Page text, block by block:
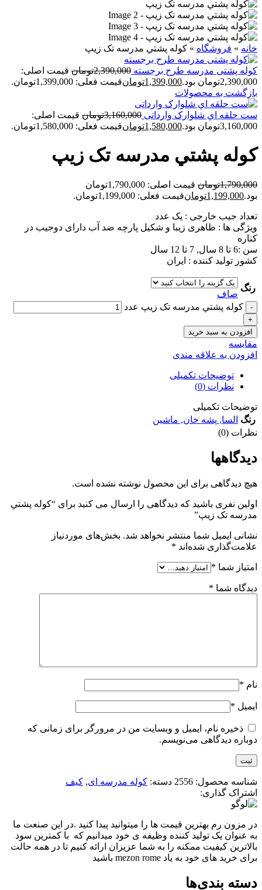
خانه » فروشگاه » کوله پشتي مدرسه تک زيپ
کوله پشتی مدرسه طرح برجسته 2,390,000تومان قیمت اصلی:
2,390,000تومان بود.
1,399,000تومانقیمت فعلی: 1,399,000تومان.
بازگشت به محصولات
ست حلقه اي شلوارک وارداتی 3,160,000تومان قیمت اصلی:
3,160,000تومان بود.
1,580,000تومانقیمت فعلی: 1,580,000تومان.
کوله پشتي مدرسه تک زيپ
1,790,000تومان
قیمت اصلی: 1,790,000تومان
بود.1,199,000تومانقیمت فعلی: 1,199,000تومان.
تعداد جیب خارجی : یک عدد
ویژگی ها : ظاهری زیبا و شکیل پارچه ضد آب دارای دوجیب در
کناره
سن :6 تا 8 سال, 7 تا 12 سال
کشور تولید کننده : ایران
رنگ
صاف
کوله پشتي مدرسه تک زيپ عدد
افزودن به سبد خرید
مقايسه
افزودن به علاقه مندی
توضیحات تکمیلی
نظرات (0)
توضیحات تکمیلی
رنگ السا, پشه خان, ماشین
نظرات (0)
دیدگاهها
هیچ دیدگاهی برای این محصول نوشته نشده است.
اولین نفری باشید که دیدگاهی را ارسال می کنید برای “کوله پشتي
مدرسه تک زيپ”
نشانی ایمیل شما منتشر نخواهد شد. بخش‌های موردنیاز
علامت‌گذاری شده‌اند *
امتیاز شما *
دیدگاه شما *
نام *
ایمیل *
ذخیره نام، ایمیل و وبسایت من در مرورگر برای زمانی که
دوباره دیدگاهی می‌نویسم.
شناسه محصول: 2556 دسته: کوله مدرسه ای, کیف
اشتراک گذاری:
در مزون رم بهترین قیمت ها را میتوانید پیدا کنید .در این صنعت ما
به عنوان یک تولید کننده وظیفه ی خود میدانیم که با کمترین سود
بالاترین کیفیت ممکنه را به شما عزیزان ارائه کنیم تا در همه حالت
برای خرید های خود به یاد mezon rome باشید
دسته بندی‌ها